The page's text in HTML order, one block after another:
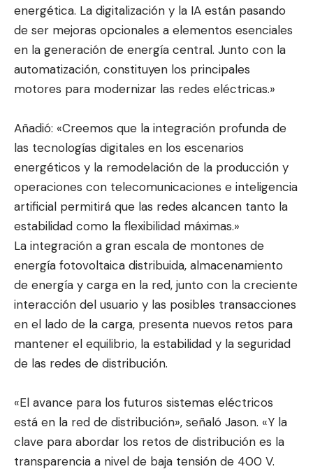
energética. La digitalización y la IA están pasando
de ser mejoras opcionales a elementos esenciales
en la generación de energía central. Junto con la
automatización, constituyen los principales
motores para modernizar las redes eléctricas.»
Añadió: «Creemos que la integración profunda de
las tecnologías digitales en los escenarios
energéticos y la remodelación de la producción y
operaciones con telecomunicaciones e inteligencia
artificial permitirá que las redes alcancen tanto la
estabilidad como la flexibilidad máximas.»
La integración a gran escala de montones de
energía fotovoltaica distribuida, almacenamiento
de energía y carga en la red, junto con la creciente
interacción del usuario y las posibles transacciones
en el lado de la carga, presenta nuevos retos para
mantener el equilibrio, la estabilidad y la seguridad
de las redes de distribución.
«El avance para los futuros sistemas eléctricos
está en la red de distribución», señaló Jason. «Y la
clave para abordar los retos de distribución es la
transparencia a nivel de baja tensión de 400 V.